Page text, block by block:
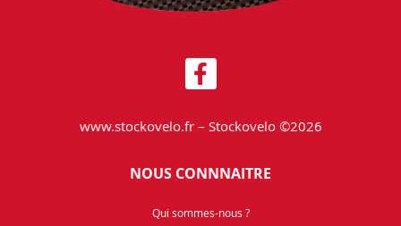
www.stockovelo.fr – Stockovelo ©2026
NOUS CONNNAITRE
Qui sommes-nous ?